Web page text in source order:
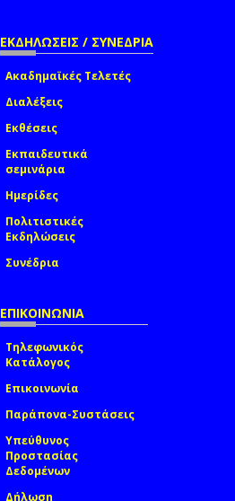
ΕΚΔΗΛΩΣΕΙΣ / ΣΥΝΕΔΡΙΑ
Ακαδημαϊκές Τελετές
Διαλέξεις
Εκθέσεις
Εκπαιδευτικά
σεμινάρια
Ημερίδες
Πολιτιστικές
Εκδηλώσεις
Συνέδρια
ΕΠΙΚΟΙΝΩΝΙΑ
Τηλεφωνικός
Κατάλογος
Επικοινωνία
Παράπονα-Συστάσεις
Υπεύθυνος
Προστασίας
Δεδομένων
Δήλωση